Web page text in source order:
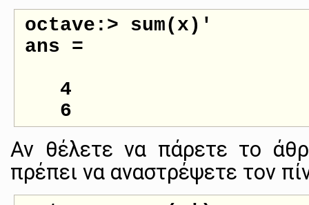
octave:> sum(x)'
ans =
Αν θέλετε να πάρετε το
πρέπει να αναστρέψετε τον